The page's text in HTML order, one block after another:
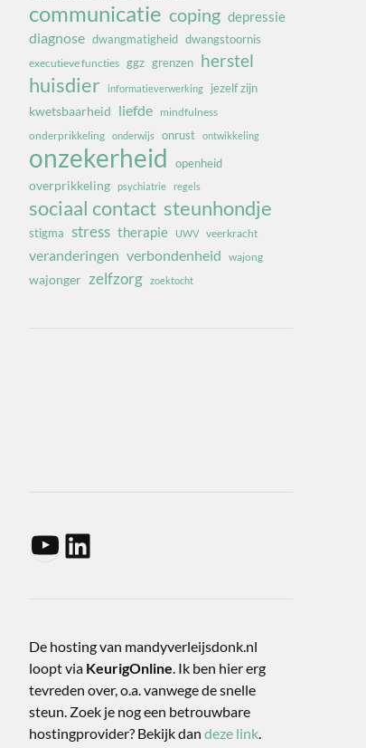
communicatie coping depressie
diagnose dwangmatigheid dwangstoornis
executieve functies ggz grenzen herstel
huisdier informatieverwerking jezelf zijn
kwetsbaarheid liefde
mindfulness
onderprikkeling
onderwijs onrust ontwikkeling
onzekerheid openheid
overprikkeling psychiatrie regels
sociaal contact steunhondje
stigma stress therapie UWV veerkracht
veranderingen verbondenheid wajong
wajonger zelfzorg zoektocht
De hosting van mandyverleijsdonk.nl
loopt via KeurigOnline. Ik ben hier erg
tevreden over, o.a. vanwege de snelle
steun. Zoek je nog een betrouwbare
hostingprovider? Bekijk dan deze link.